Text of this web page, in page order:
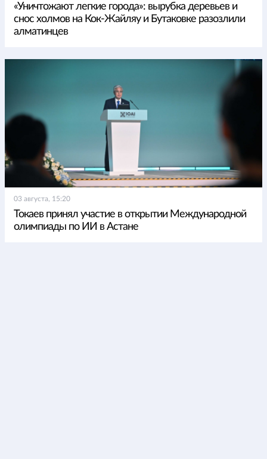
«Уничтожают легкие города»: вырубка деревьев и
снос холмов на Кок-Жайляу и Бутаковке разозлили
алматинцев
03 августа, 15:20
Токаев принял участие в открытии Международной
олимпиады по ИИ в Астане